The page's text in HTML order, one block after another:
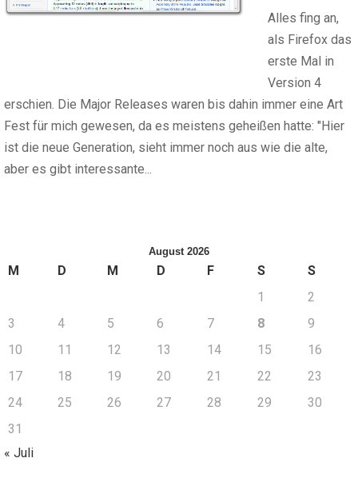
Alles fing an,
als Firefox das
erste Mal in
Version 4
erschien. Die Major Releases waren bis dahin immer eine Art
Fest für mich gewesen, da es meistens geheißen hatte: "Hier
ist die neue Generation, sieht immer noch aus wie die alte,
aber es gibt interessante...
August 2026
M D M D F S
S
1
2
3
4 5 6 7 8
9
10
11 12 13 14 15
16
17
18 19 20 21 22
23
24
25 26 27 28 29
30
31
« Juli